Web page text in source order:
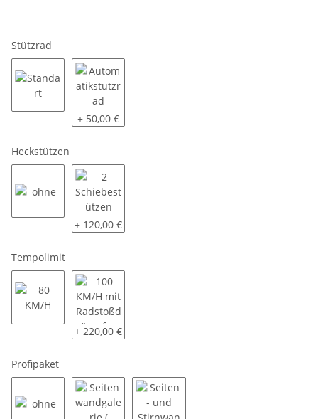
Stützrad
StandartAutomatikstützrad
+ 50,00 €
Heckstützen
2 Schiebestützen
+ 120,00 €
Tempolimit
80 KM/H100 KM/H mit Radstoßdämpfer
+ 220,00 €
Profipaket